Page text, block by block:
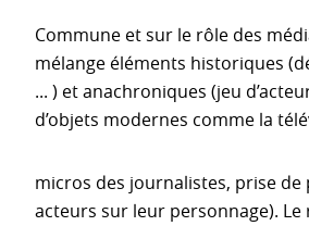
Commune et sur le rôle des
mélange éléments historiques
... ) et anachroniques (jeu
d’objets modernes comme la
micros des journalistes, prise de
acteurs sur leur personnage). Le